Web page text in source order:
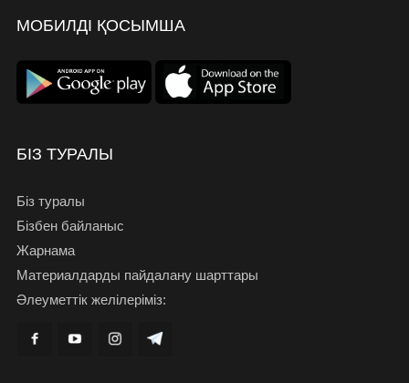
МОБИЛДІ ҚОСЫМША
БІЗ ТУРАЛЫ
Біз туралы
Бізбен байланыс
Жарнама
Материалдарды пайдалану шарттары
Әлеуметтік желілеріміз: